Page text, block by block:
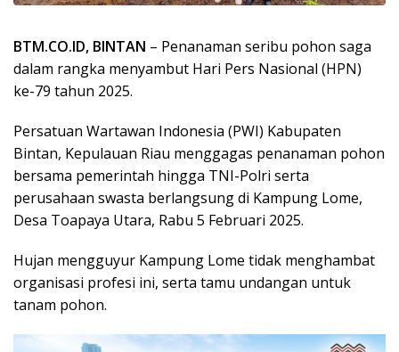
BTM.CO.ID, BINTAN – Penanaman seribu pohon saga
dalam rangka menyambut Hari Pers Nasional (HPN)
ke-79 tahun 2025.
Persatuan Wartawan Indonesia (PWI) Kabupaten
Bintan, Kepulauan Riau menggagas penanaman pohon
bersama pemerintah hingga TNI-Polri serta
perusahaan swasta berlangsung di Kampung Lome,
Desa Toapaya Utara, Rabu 5 Februari 2025.
Hujan mengguyur Kampung Lome tidak menghambat
organisasi profesi ini, serta tamu undangan untuk
tanam pohon.